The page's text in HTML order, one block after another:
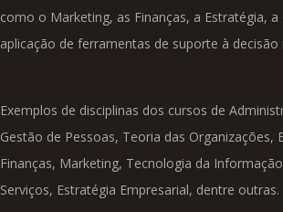
como o Marketing, as Finanças, a Estratégia,
aplicação de ferramentas de suporte à decisão
Exemplos de disciplinas dos cursos de
Gestão de Pessoas, Teoria das
Finanças, Marketing, Tecnologia da
Serviços, Estratégia Empresarial, dentre outras.